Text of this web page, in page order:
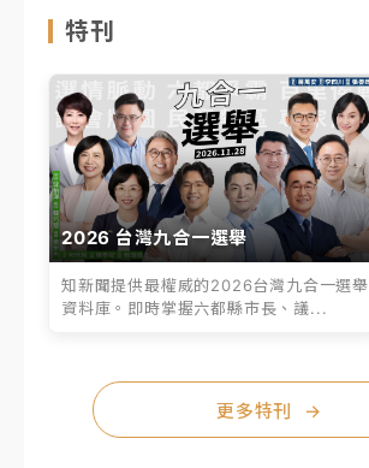
特刊
2026 台灣九合一選舉
知新聞提供最權威的2026台灣九合一選舉
資料庫。即時掌握六都縣市長、議...
更多特刊 →